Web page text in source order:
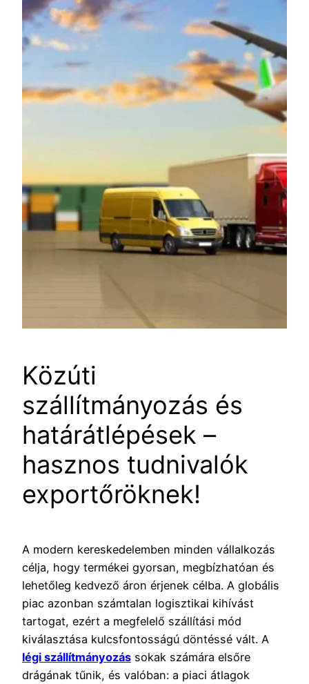
Közúti
szállítmányozás és
határátlépések –
hasznos tudnivalók
exportőröknek!
A modern kereskedelemben minden vállalkozás
célja, hogy termékei gyorsan, megbízhatóan és
lehetőleg kedvező áron érjenek célba. A globális
piac azonban számtalan logisztikai kihívást
tartogat, ezért a megfelelő szállítási mód
kiválasztása kulcsfontosságú döntéssé vált. A
légi szállítmányozás sokak számára elsőre
drágának tűnik, és valóban: a piaci átlagok